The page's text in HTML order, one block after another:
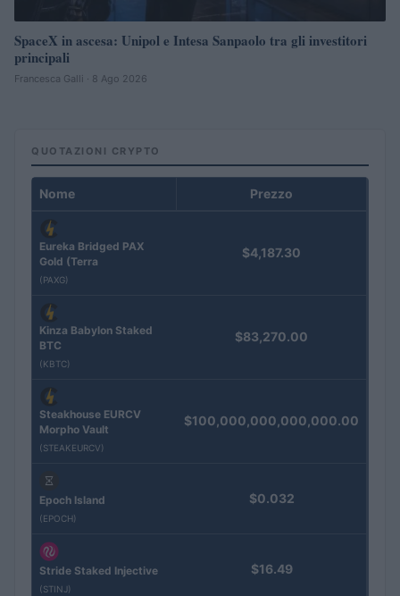
SpaceX in ascesa: Unipol e Intesa Sanpaolo tra gli investitori
principali
Francesca Galli · 8 Ago 2026
QUOTAZIONI CRYPTO
Nome Prezzo
Eureka Bridged PAX
Gold (Terra
(PAXG)
$4,187.30
Kinza Babylon Staked
BTC
(KBTC)
$83,270.00
Steakhouse EURCV
Morpho Vault
(STEAKEURCV)
$100,000,000,000,000.00
Epoch Island
(EPOCH)
$0.032
Stride Staked Injective
(STINJ)
$16.49